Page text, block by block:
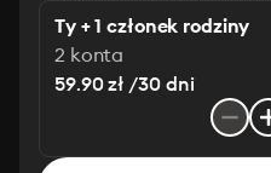
Ty + 1 członek rodziny
2 konta
59.90 zł /30 dni